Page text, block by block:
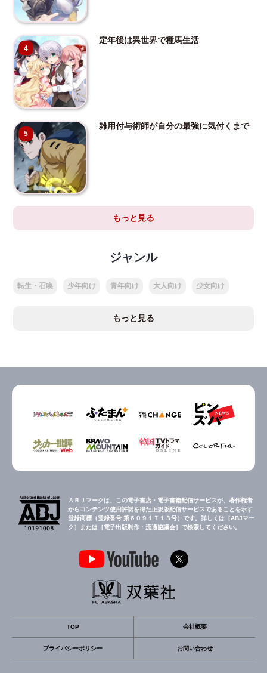
4
定年後は異世界で種馬生活
5
雑用付与術師が自分の最強に気付くまで
もっと見る
ジャンル
転生・召喚 少年向け 青年向け 大人向け 少女向け
もっと見る
ＡＢＪマークは、この電子書店・電子書籍配信サービスが、著作権者
からコンテンツ使用許諾を得た正規版配信サービスであることを示す
登録商標（登録番号 第６０９１７１３号）です。詳しくは［ABJマー
ク］または［電子出版制作・流通協議会］で検索してください。
TOP 会社概要
プライバシーポリシー お問い合わせ